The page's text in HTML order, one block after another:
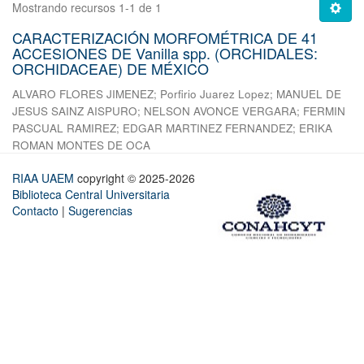
Mostrando recursos 1-1 de 1
CARACTERIZACIÓN MORFOMÉTRICA DE 41
ACCESIONES DE Vanilla spp. (ORCHIDALES:
ORCHIDACEAE) DE MÉXICO
ALVARO FLORES JIMENEZ; Porfirio Juarez Lopez; MANUEL DE
JESUS SAINZ AISPURO; NELSON AVONCE VERGARA; FERMIN
PASCUAL RAMIREZ; EDGAR MARTINEZ FERNANDEZ; ERIKA
ROMAN MONTES DE OCA
RIAA UAEM copyright © 2025-2026
Biblioteca Central Universitaria
Contacto | Sugerencias